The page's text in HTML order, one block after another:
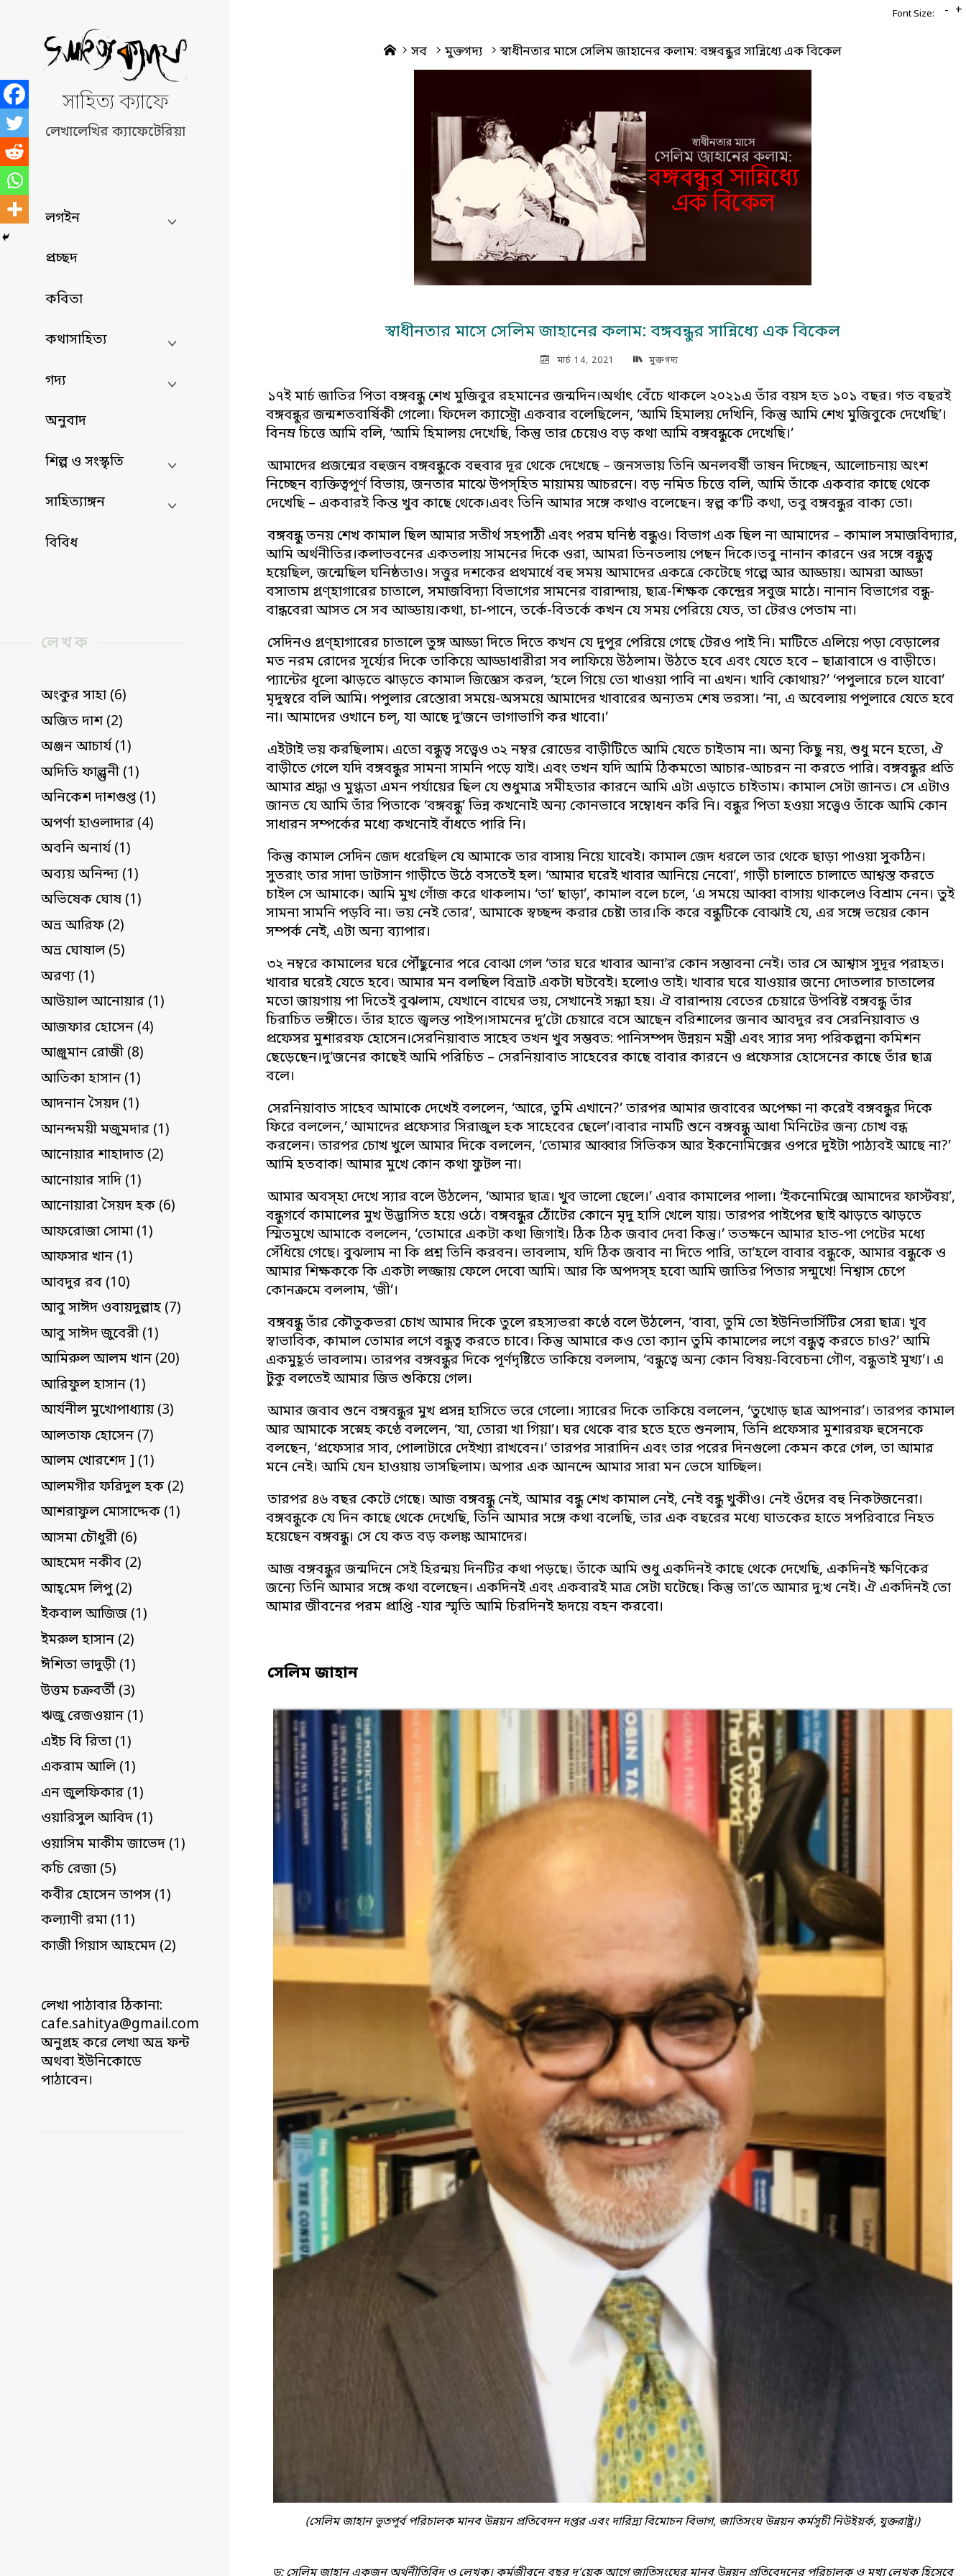
content
সাহিত্য ক্যাফে
লেখালেখির ক্যাফেটেরিয়া
লগইন
প্রচ্ছদ
কবিতা
কথাসাহিত্য
গদ্য
অনুবাদ
শিল্প ও সংস্কৃতি
সাহিত্যাঙ্গন
বিবিধ
লেখক
অংকুর সাহা (6)
অজিত দাশ (2)
অঞ্জন আচার্য (1)
অদিতি ফাল্গুনী (1)
অনিকেশ দাশগুপ্ত (1)
অপর্ণা হাওলাদার (4)
অবনি অনার্য (1)
অব্যয় অনিন্দ্য (1)
অভিষেক ঘোষ (1)
অভ্র আরিফ (2)
অভ্র ঘোষাল (5)
অরণ্য (1)
আউয়াল আনোয়ার (1)
আজফার হোসেন (4)
আঞ্জুমান রোজী (8)
আতিকা হাসান (1)
আদনান সৈয়দ (1)
আনন্দময়ী মজুমদার (1)
আনোয়ার শাহাদাত (2)
আনোয়ার সাদি (1)
আনোয়ারা সৈয়দ হক (6)
আফরোজা সোমা (1)
আফসার খান (1)
আবদুর রব (10)
আবু সাঈদ ওবায়দুল্লাহ (7)
আবু সাঈদ জুবেরী (1)
আমিরুল আলম খান (20)
আরিফুল হাসান (1)
আর্যনীল মুখোপাধ্যায় (3)
আলতাফ হোসেন (7)
আলম খোরশেদ ] (1)
আলমগীর ফরিদুল হক (2)
আশরাফুল মোসাদ্দেক (1)
আসমা চৌধুরী (6)
আহমেদ নকীব (2)
আহ্‌মেদ লিপু (2)
ইকবাল আজিজ (1)
ইমরুল হাসান (2)
ঈশিতা ভাদুড়ী (1)
উত্তম চক্রবর্তী (3)
ঋজু রেজওয়ান (1)
এইচ বি রিতা (1)
একরাম আলি (1)
এন জুলফিকার (1)
ওয়ারিসুল আবিদ (1)
ওয়াসিম মাকীম জাভেদ (1)
কচি রেজা (5)
কবীর হোসেন তাপস (1)
কল্যাণী রমা (11)
কাজী গিয়াস আহমেদ (2)
লেখা পাঠাবার ঠিকানা:
cafe.sahitya@gmail.com
অনুগ্রহ করে লেখা অভ্র ফন্ট
অথবা ইউনিকোডে
পাঠাবেন।
Home
সব মুক্তগদ্য স্বাধীনতার মাসে সেলিম জাহানের কলাম: বঙ্গবন্ধুর সান্নিধ্যে এক বিকেল
স্বাধীনতার মাসে সেলিম জাহানের কলাম: বঙ্গবন্ধুর সান্নিধ্যে এক বিকেল
মার্চ 14, 2021 মুক্তগদ্য
১৭ই মার্চ জাতির পিতা বঙ্গবন্ধু শেখ মুজিবুর রহমানের জন্মদিন।অর্থাৎ বেঁচে থাকলে ২০২১এ তাঁর বয়স হত ১০১ বছর। গত বছরই
বঙ্গবন্ধুর জন্মশতবার্ষিকী গেলো। ফিদেল ক্যাস্ট্রো একবার বলেছিলেন, ‘আমি হিমালয় দেখিনি, কিন্তু আমি শেখ মুজিবুকে দেখেছি’।
বিনম্র চিত্তে আমি বলি, ‘আমি হিমালয় দেখেছি, কিন্তু তার চেয়েও বড় কথা আমি বঙ্গবন্ধুকে দেখেছি।’
আমাদের প্রজন্মের বহুজন বঙ্গবন্ধুকে বহুবার দূর থেকে দেখেছে – জনসভায় তিনি অনলবর্ষী ভাষন দিচ্ছেন, আলোচনায় অংশ
নিচ্ছেন ব্যক্তিত্বপূর্ণ বিভায়, জনতার মাঝে উপস্হিত মায়াময় আচরনে। বড় নমিত চিত্তে বলি, আমি তাঁকে একবার কাছে থেকে
দেখেছি – একবারই কিন্ত খুব কাছে থেকে।এবং তিনি আমার সঙ্গে কথাও বলেছেন। স্বল্প ক’টি কথা, তবু বঙ্গবন্ধুর বাক্য তো।
বঙ্গবন্ধু তনয় শেখ কামাল ছিল আমার সতীর্থ সহপাঠী এবং পরম ঘনিষ্ঠ বন্ধুও। বিভাগ এক ছিল না আমাদের – কামাল সমাজবিদ্যার,
আমি অর্থনীতির।কলাভবনের একতলায় সামনের দিকে ওরা, আমরা তিনতলায় পেছন দিকে।তবু নানান কারনে ওর সঙ্গে বন্ধুত্ব
হয়েছিল, জন্মেছিল ঘনিষ্ঠতাও। সত্তুর দশকের প্রথমার্ধে বহু সময় আমাদের একত্রে কেটেছে গল্পে আর আড্ডায়। আমরা আড্ডা
বসাতাম গ্রণ্হাগারের চাতালে, সমাজবিদ্যা বিভাগের সামনের বারান্দায়, ছাত্র-শিক্ষক কেন্দ্রের সবুজ মাঠে। নানান বিভাগের বন্ধু-
বান্ধবেরা আসত সে সব আড্ডায়।কথা, চা-পানে, তর্কে-বিতর্কে কখন যে সময় পেরিয়ে যেত, তা টেরও পেতাম না।
সেদিনও গ্রণ্হাগারের চাতালে তুঙ্গ আড্ডা দিতে দিতে কখন যে দুপুর পেরিয়ে গেছে টেরও পাই নি। মাটিতে এলিয়ে পড়া বেড়ালের
মত নরম রোদের সূর্য্যের দিকে তাকিয়ে আড্ডাধারীরা সব লাফিয়ে উঠলাম। উঠতে হবে এবং যেতে হবে – ছাত্রাবাসে ও বাড়ীতে।
প্যান্টের ধূলো ঝাড়তে ঝাড়তে কামাল জিজ্ঞেস করল, ‘হলে গিয়ে তো খাওয়া পাবি না এখন। খাবি কোথায়?’ ‘পপুলারে চলে যাবো’
মৃদুস্বরে বলি আমি। পপুলার রেস্তোরা সময়ে-অসময়ে আমাদের খাবারের অন্যতম শেষ ভরসা। ‘না, এ অবেলায় পপুলারে যেতে হবে
না। আমাদের ওখানে চল্, যা আছে দু’জনে ভাগাভাগি কর খাবো।’
এইটাই ভয় করছিলাম। এতো বন্ধুত্ব সত্ত্বেও ৩২ নম্বর রোডের বাড়ীটিতে আমি যেতে চাইতাম না। অন্য কিছু নয়, শুধু মনে হতো, ঐ
বাড়ীতে গেলে যদি বঙ্গবন্ধুর সামনা সামনি পড়ে যাই। এবং তখন যদি আমি ঠিকমতো আচার-আচরন না করতে পারি। বঙ্গবন্ধুর প্রতি
আমার শ্রদ্ধা ও মুগ্ধতা এমন পর্যায়ের ছিল যে শুধুমাত্র সমীহতার কারনে আমি এটা এড়াতে চাইতাম। কামাল সেটা জানত। সে এটাও
জানত যে আমি তাঁর পিতাকে ‘বঙ্গবন্ধু’ ভিন্ন কখনোই অন্য কোনভাবে সম্বোধন করি নি। বন্ধুর পিতা হওয়া সত্ত্বেও তাঁকে আমি কোন
সাধারন সম্পর্কের মধ্যে কখনোই বাঁধতে পারি নি।
কিন্তু কামাল সেদিন জেদ ধরেছিল যে আমাকে তার বাসায় নিয়ে যাবেই। কামাল জেদ ধরলে তার থেকে ছাড়া পাওয়া সুকঠিন।
সুতরাং তার সাদা ডাটসান গাড়ীতে উঠে বসতেই হল। ‘আমার ঘরেই খাবার আনিয়ে নেবো’, গাড়ী চালাতে চালাতে আশ্বস্ত করতে
চাইল সে আমাকে। আমি মুখ গোঁজ করে থাকলাম। ‘তা’ ছাড়া’, কামাল বলে চলে, ‘এ সময়ে আব্বা বাসায় থাকলেও বিশ্রাম নেন। তুই
সামনা সামনি পড়বি না। ভয় নেই তোর’, আমাকে স্বচ্ছন্দ করার চেষ্টা তার।কি করে বন্ধুটিকে বোঝাই যে, এর সঙ্গে ভয়ের কোন
সম্পর্ক নেই, এটা অন্য ব্যাপার।
৩২ নম্বরে কামালের ঘরে পৌঁছুনোর পরে বোঝা গেল ‘তার ঘরে খাবার আনা’র কোন সম্ভাবনা নেই। তার সে আশ্বাস সুদূর পরাহত।
খাবার ঘরেই যেতে হবে। আমার মন বলছিল বিভ্রাট একটা ঘটবেই। হলোও তাই। খাবার ঘরে যাওয়ার জন্যে দোতলার চাতালের
মতো জায়গায় পা দিতেই বুঝলাম, যেখানে বাঘের ভয়, সেখানেই সন্ধ্যা হয়। ঐ বারান্দায় বেতের চেয়ারে উপবিষ্ট বঙ্গবন্ধু তাঁর
চিরাচিত ভঙ্গীতে। তাঁর হাতে জ্বলন্ত পাইপ।সামনের দু’টো চেয়ারে বসে আছেন বরিশালের জনাব আবদুর রব সেরনিয়াবাত ও
প্রফেসর মুশাররফ হোসেন।সেরনিয়াবাত সাহেব তখন খুব সম্ভবত: পানিসম্পদ উন্নয়ন মন্ত্রী এবং স্যার সদ্য পরিকল্পনা কমিশন
ছেড়েছেন।দু’জনের কাছেই আমি পরিচিত – সেরনিয়াবাত সাহেবের কাছে বাবার কারনে ও প্রফেসার হোসেনের কাছে তাঁর ছাত্র
বলে।
সেরনিয়াবাত সাহেব আমাকে দেখেই বললেন, ‘আরে, তুমি এখানে?’ তারপর আমার জবাবের অপেক্ষা না করেই বঙ্গবন্ধুর দিকে
ফিরে বললেন,’ আমাদের প্রফেসার সিরাজুল হক সাহেবের ছেলে’।বাবার নামটি শুনে বঙ্গবন্ধু আধা মিনিটের জন্য চোখ বন্ধ
করলেন। তারপর চোখ খুলে আমার দিকে বললেন, ‘তোমার আব্বার সিভিকস আর ইকনোমিক্সের ওপরে দুইটা পাঠ্যবই আছে না?’
আমি হতবাক! আমার মুখে কোন কথা ফুটল না।
আমার অবস্হা দেখে স্যার বলে উঠলেন, ‘আমার ছাত্র। খুব ভালো ছেলে।’ এবার কামালের পালা। ‘ইকনোমিক্সে আমাদের ফার্স্টবয়’,
বন্ধুগর্বে কামালের মুখ উদ্ভাসিত হয়ে ওঠে। বঙ্গবন্ধুর ঠোঁটের কোনে মৃদু হাসি খেলে যায়। তারপর পাইপের ছাই ঝাড়তে ঝাড়তে
স্মিতমুখে আমাকে বললেন, ‘তোমারে একটা কথা জিগাই। ঠিক ঠিক জবাব দেবা কিন্তু।’ ততক্ষনে আমার হাত-পা পেটের মধ্যে
সেঁধিয়ে গেছে। বুঝলাম না কি প্রশ্ন তিনি করবন। ভাবলাম, যদি ঠিক জবাব না দিতে পারি, তা’হলে বাবার বন্ধুকে, আমার বন্ধুকে ও
আমার শিক্ষককে কি একটা লজ্জায় ফেলে দেবো আমি। আর কি অপদস্হ হবো আমি জাতির পিতার সন্মুখে! নিশ্বাস চেপে
কোনক্রমে বললাম, ‘জী’।
বঙ্গবন্ধু তাঁর কৌতুকভরা চোখ আমার দিকে তুলে রহস্যভরা কণ্ঠে বলে উঠলেন, ‘বাবা, তুমি তো ইউনিভার্সিটির সেরা ছাত্র। খুব
স্বাভাবিক, কামাল তোমার লগে বন্ধুত্ব করতে চাবে। কিন্তু আমারে কও তো ক্যান তুমি কামালের লগে বন্ধুত্ব করতে চাও?’ আমি
একমুহূর্ত ভাবলাম। তারপর বঙ্গবন্ধুর দিকে পূর্ণদৃষ্টিতে তাকিয়ে বললাম, ‘বন্ধুত্বে অন্য কোন বিষয়-বিবেচনা গৌণ, বন্ধুতাই মূখ্য’। এ
টুকু বলতেই আমার জিভ শুকিয়ে গেল।
আমার জবাব শুনে বঙ্গবন্ধুর মুখ প্রসন্ন হাসিতে ভরে গেলো। স্যারের দিকে তাকিয়ে বললেন, ‘তুখোড় ছাত্র আপনার’। তারপর কামাল
আর আমাকে সস্নেহ কণ্ঠে বললেন, ‘যা, তোরা খা গিয়া’। ঘর থেকে বার হতে হতে শুনলাম, তিনি প্রফেসার মুশাররফ হুসেনকে
বলছেন, ‘প্রফেসার সাব, পোলাটারে দেইখ্যা রাখবেন।’ তারপর সারাদিন এবং তার পরের দিনগুলো কেমন করে গেল, তা আমার
মনে নেই। আমি যেন হাওয়ায় ভাসছিলাম। অপার এক আনন্দে আমার সারা মন ভেসে যাচ্ছিল।
তারপর ৪৬ বছর কেটে গেছে। আজ বঙ্গবন্ধু নেই, আমার বন্ধু শেখ কামাল নেই, নেই বন্ধু খুকীও। নেই ওঁদের বহু নিকটজনেরা।
বঙ্গবন্ধুকে যে দিন কাছে থেকে দেখেছি, তিনি আমার সঙ্গে কথা বলেছি, তার এক বছরের মধ্যে ঘাতকের হাতে সপরিবারে নিহত
হয়েছেন বঙ্গবন্ধু। সে যে কত বড় কলঙ্ক আমাদের।
আজ বঙ্গবন্ধুর জন্মদিনে সেই হিরন্ময় দিনটির কথা পড়ছে। তাঁকে আমি শুধু একদিনই কাছে থেকে দেখেছি, একদিনই ক্ষণিকের
জন্যে তিনি আমার সঙ্গে কথা বলেছেন। একদিনই এবং একবারই মাত্র সেটা ঘটেছে। কিন্তু তা’তে আমার দু:খ নেই। ঐ একদিনই তো
আমার জীবনের পরম প্রাপ্তি -যার স্মৃতি আমি চিরদিনই হৃদয়ে বহন করবো।
সেলিম জাহান
(সেলিম জাহান ভূতপূর্ব পরিচালক মানব উন্নয়ন প্রতিবেদন দপ্তর এবং দারিদ্র্য বিমোচন বিভাগ, জাতিসংঘ উন্নয়ন কর্মসূচী নিউইয়র্ক, যুক্তরাষ্ট্র।)
Font Size: - +